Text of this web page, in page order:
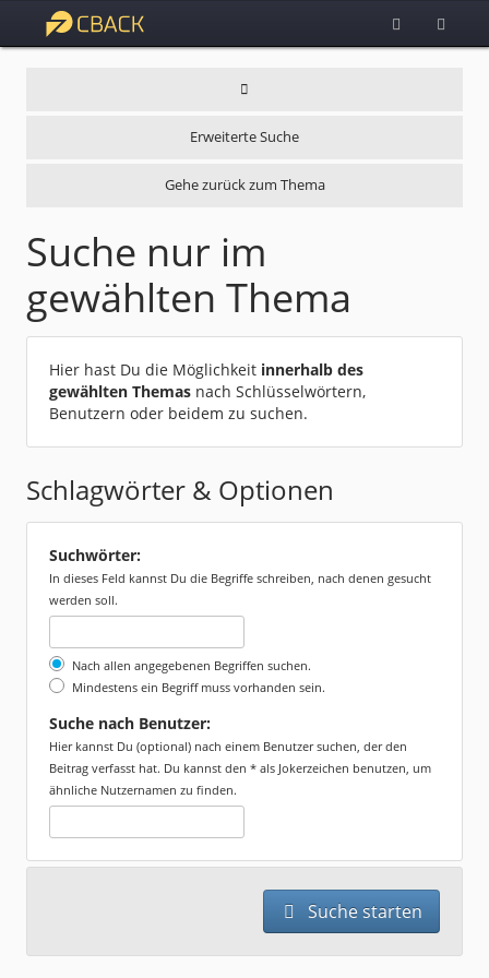
Erweiterte Suche
Gehe zurück zum Thema
Suche nur im
gewählten Thema
Hier hast Du die Möglichkeit innerhalb des
gewählten Themas nach Schlüsselwörtern,
Benutzern oder beidem zu suchen.
Schlagwörter & Optionen
Suchwörter:
In dieses Feld kannst Du die Begriffe schreiben, nach denen gesucht
werden soll.
Nach allen angegebenen Begriffen suchen.
Mindestens ein Begriff muss vorhanden sein.
Suche nach Benutzer:
Hier kannst Du (optional) nach einem Benutzer suchen, der den
Beitrag verfasst hat. Du kannst den * als Jokerzeichen benutzen, um
ähnliche Nutzernamen zu finden.
Suche starten